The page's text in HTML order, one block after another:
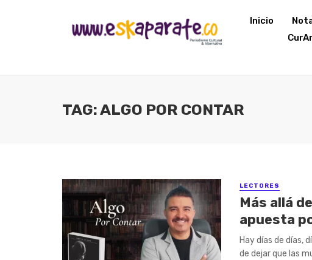
Inicio
TAG: ALGO POR CONTAR
LECTORES
Más allá
apuesta
Hay días de días,
de dejar que las